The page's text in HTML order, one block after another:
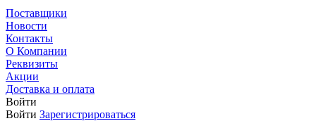
Поставщики
Новости
Контакты
О Компании
Реквизиты
Акции
Доставка и оплата
Войти
Войти Зарегистрироваться